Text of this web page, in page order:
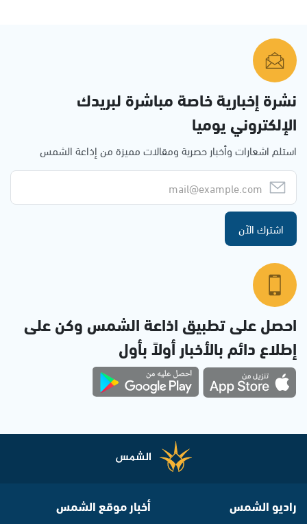
نشرة إخبارية خاصة مباشرة لبريدك
الإلكتروني يوميا
استلم اشعارات وأخبار حصرية ومقالات مميزة من إذاعة الشمس
اشترك الآن
احصل على تطبيق اذاعة الشمس وكن على
إطلاع دائم بالأخبار أولاً بأول
راديو الشمس أخبار موقع الشمس